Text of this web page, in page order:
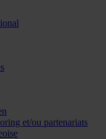
et/ou partenariats